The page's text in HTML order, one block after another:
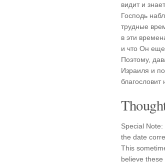
видит и
Господь
трудные
в эти
и что Он
Поэтому,
Израиля и
благословит
Special
the date
This
believe